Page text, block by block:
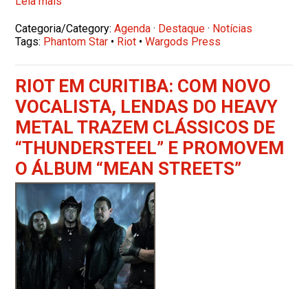
Categoria/Category:Agenda · Destaque · Notícias
Tags: Phantom Star • Riot •Wargods Press
RIOT EM CURITIBA: COM NOVO
VOCALISTA, LENDAS DO HEAVY
METAL TRAZEM CLÁSSICOS DE
“THUNDERSTEEL” E PROMOVEM
O ÁLBUM “MEAN STREETS”